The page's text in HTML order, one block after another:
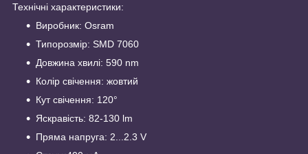
Технічні характеристики:
Виробник: Osram
Типорозмір: SMD 7060
Довжина хвилі: 590 nm
Колір свічення: жовтий
Кут свічення: 120°
Яскравість: 82-130 lm
Пряма напруга: 2...2.3 V